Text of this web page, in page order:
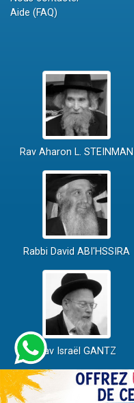
Aide (FAQ)
Rav Aharon L. STEINMAN
Rabbi David ABI'HSSIRA
Rav Israël GANTZ